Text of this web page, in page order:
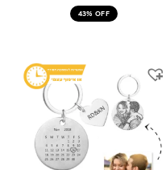
43% OFF
המקורי
₪ 209.
הנוכחי
₪ 149.